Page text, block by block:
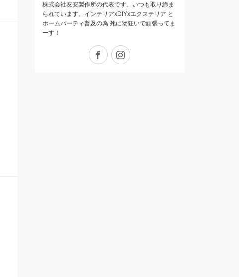
株式会社友安製作所の代表です。いつも取り締ま
られています。インテリアxDIYxエクステリア と
ホームパーティ普及の為 死に物狂いで頑張ってま
ーす！
Facebook